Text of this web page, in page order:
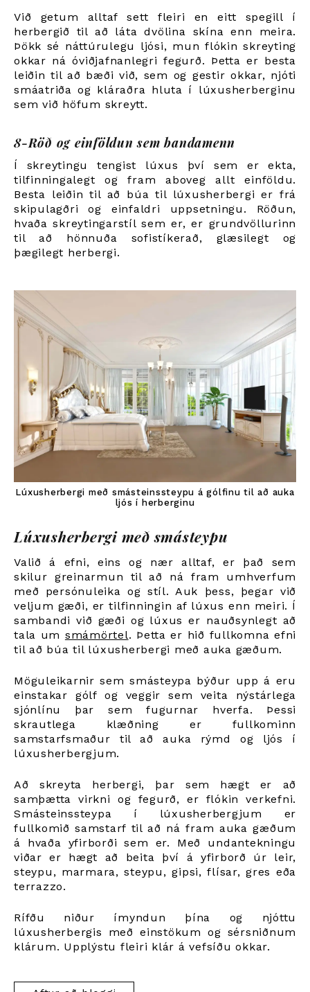
Við getum alltaf sett fleiri en eitt spegill í
herbergið til að láta dvölina skína enn meira.
Þökk sé náttúrulegu ljósi, mun flókin skreyting
okkar ná óviðjafnanlegri fegurð. Þetta er besta
leiðin til að bæði við, sem og gestir okkar, njóti
smáatriða og kláraðra hluta í lúxusherberginu
sem við höfum skreytt.
8-Röð og einföldun sem bandamenn
Í skreytingu tengist lúxus því sem er ekta,
tilfinningalegt og fram aboveg allt einföldu.
Besta leiðin til að búa til lúxusherbergi er frá
skipulagðri og einfaldri uppsetningu. Röðun,
hvaða skreytingarstíl sem er, er grundvöllurinn
til að hönnuða sofistíkerað, glæsilegt og
þægilegt herbergi.
Lúxusherbergi með smásteinssteypu á gólfinu til að auka
ljós í herberginu
Lúxusherbergi með smásteypu
Valið á efni, eins og nær alltaf, er það sem
skilur greinarmun til að ná fram umhverfum
með persónuleika og stíl. Auk þess, þegar við
veljum gæði, er tilfinningin af lúxus enn meiri. Í
sambandi við gæði og lúxus er nauðsynlegt að
tala um smámörtel. Þetta er hið fullkomna efni
til að búa til lúxusherbergi með auka gæðum.
Möguleikarnir sem smásteypa býður upp á eru
einstakar gólf og veggir sem veita nýstárlega
sjónlínu þar sem fugurnar hverfa. Þessi
skrautlega klæðning er fullkominn
samstarfsmaður til að auka rýmd og ljós í
lúxusherbergjum.
Að skreyta herbergi, þar sem hægt er að
samþætta virkni og fegurð, er flókin verkefni.
Smásteinssteypa í lúxusherbergjum er
fullkomið samstarf til að ná fram auka gæðum
á hvaða yfirborði sem er. Með undantekningu
viðar er hægt að beita því á yfirborð úr leir,
steypu, marmara, steypu, gipsi, flísar, gres eða
terrazzo.
Rífðu niður ímyndun þína og njóttu
lúxusherbergis með einstökum og sérsniðnum
klárum. Upplýstu fleiri klár á vefsíðu okkar.